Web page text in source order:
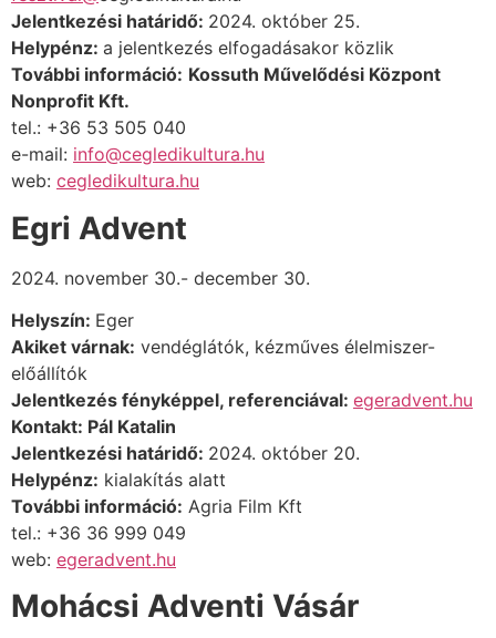
Jelentkezési határidő: 2024. október 25.
Helypénz: a jelentkezés elfogadásakor közlik
További információ: Kossuth Művelődési Központ
Nonprofit Kft.
tel.: +36 53 505 040
e-mail: info@cegledikultura.hu
web: cegledikultura.hu
Egri Advent
2024. november 30.- december 30.
Helyszín: Eger
Akiket várnak: vendéglátók, kézműves élelmiszer-
előállítók
Jelentkezés fényképpel, referenciával: egeradvent.hu
Kontakt: Pál Katalin
Jelentkezési határidő: 2024. október 20.
Helypénz: kialakítás alatt
További információ: Agria Film Kft
tel.: +36 36 999 049
web: egeradvent.hu
Mohácsi Adventi Vásár